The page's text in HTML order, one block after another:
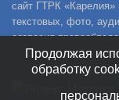
сайт ГТРК «Карелия»
текстовых, фото,
согласия
Продолжая
обработку